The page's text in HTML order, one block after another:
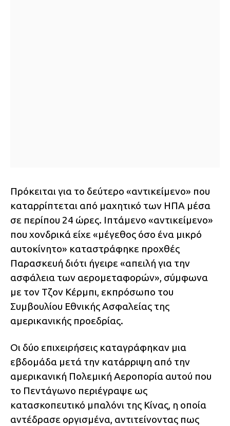
Πρόκειται για το δεύτερο «αντικείμενο» που
καταρρίπτεται από μαχητικό των ΗΠΑ μέσα
σε περίπου 24 ώρες. Ιπτάμενο «αντικείμενο»
που χονδρικά είχε «μέγεθος όσο ένα μικρό
αυτοκίνητο» καταστράφηκε προχθές
Παρασκευή διότι ήγειρε «απειλή για την
ασφάλεια των αερομεταφορών», σύμφωνα
με τον Τζον Κέρμπι, εκπρόσωπο του
Συμβουλίου Εθνικής Ασφαλείας της
αμερικανικής προεδρίας.
Οι δύο επιχειρήσεις καταγράφηκαν μια
εβδομάδα μετά την κατάρριψη από την
αμερικανική Πολεμική Αεροπορία αυτού που
το Πεντάγωνο περιέγραψε ως
κατασκοπευτικό μπαλόνι της Κίνας, η οποία
αντέδρασε οργισμένα, αντιτείνοντας πως